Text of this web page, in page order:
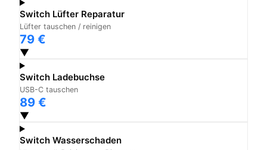
Switch Lüfter Reparatur
Lüfter tauschen / reinigen
79 €
▼
Switch Ladebuchse
USB-C tauschen
89 €
▼
Switch Wasserschaden